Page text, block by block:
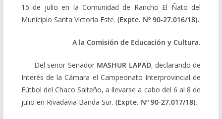
15 de julio en la Comunidad de Rancho El Ñato del
Municipio Santa Victoria Este. (Expte. Nº 90-27.016/18).
A la Comisión de Educación y Cultura.
Del señor SenadorMASHUR LAPAD, declarando de
Interés de la Cámara el Campeonato Interprovincial de
Fútbol del Chaco Salteño, a llevarse a cabo del 6 al 8 de
julio en Rivadavia Banda Sur. (Expte. Nº 90-27.017/18).